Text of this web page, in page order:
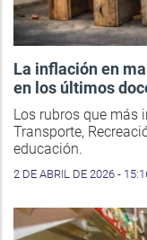
La inflación en
en los últimos
Los rubros que más
Transporte,
educación.
2 DE ABRIL DE 2026 -